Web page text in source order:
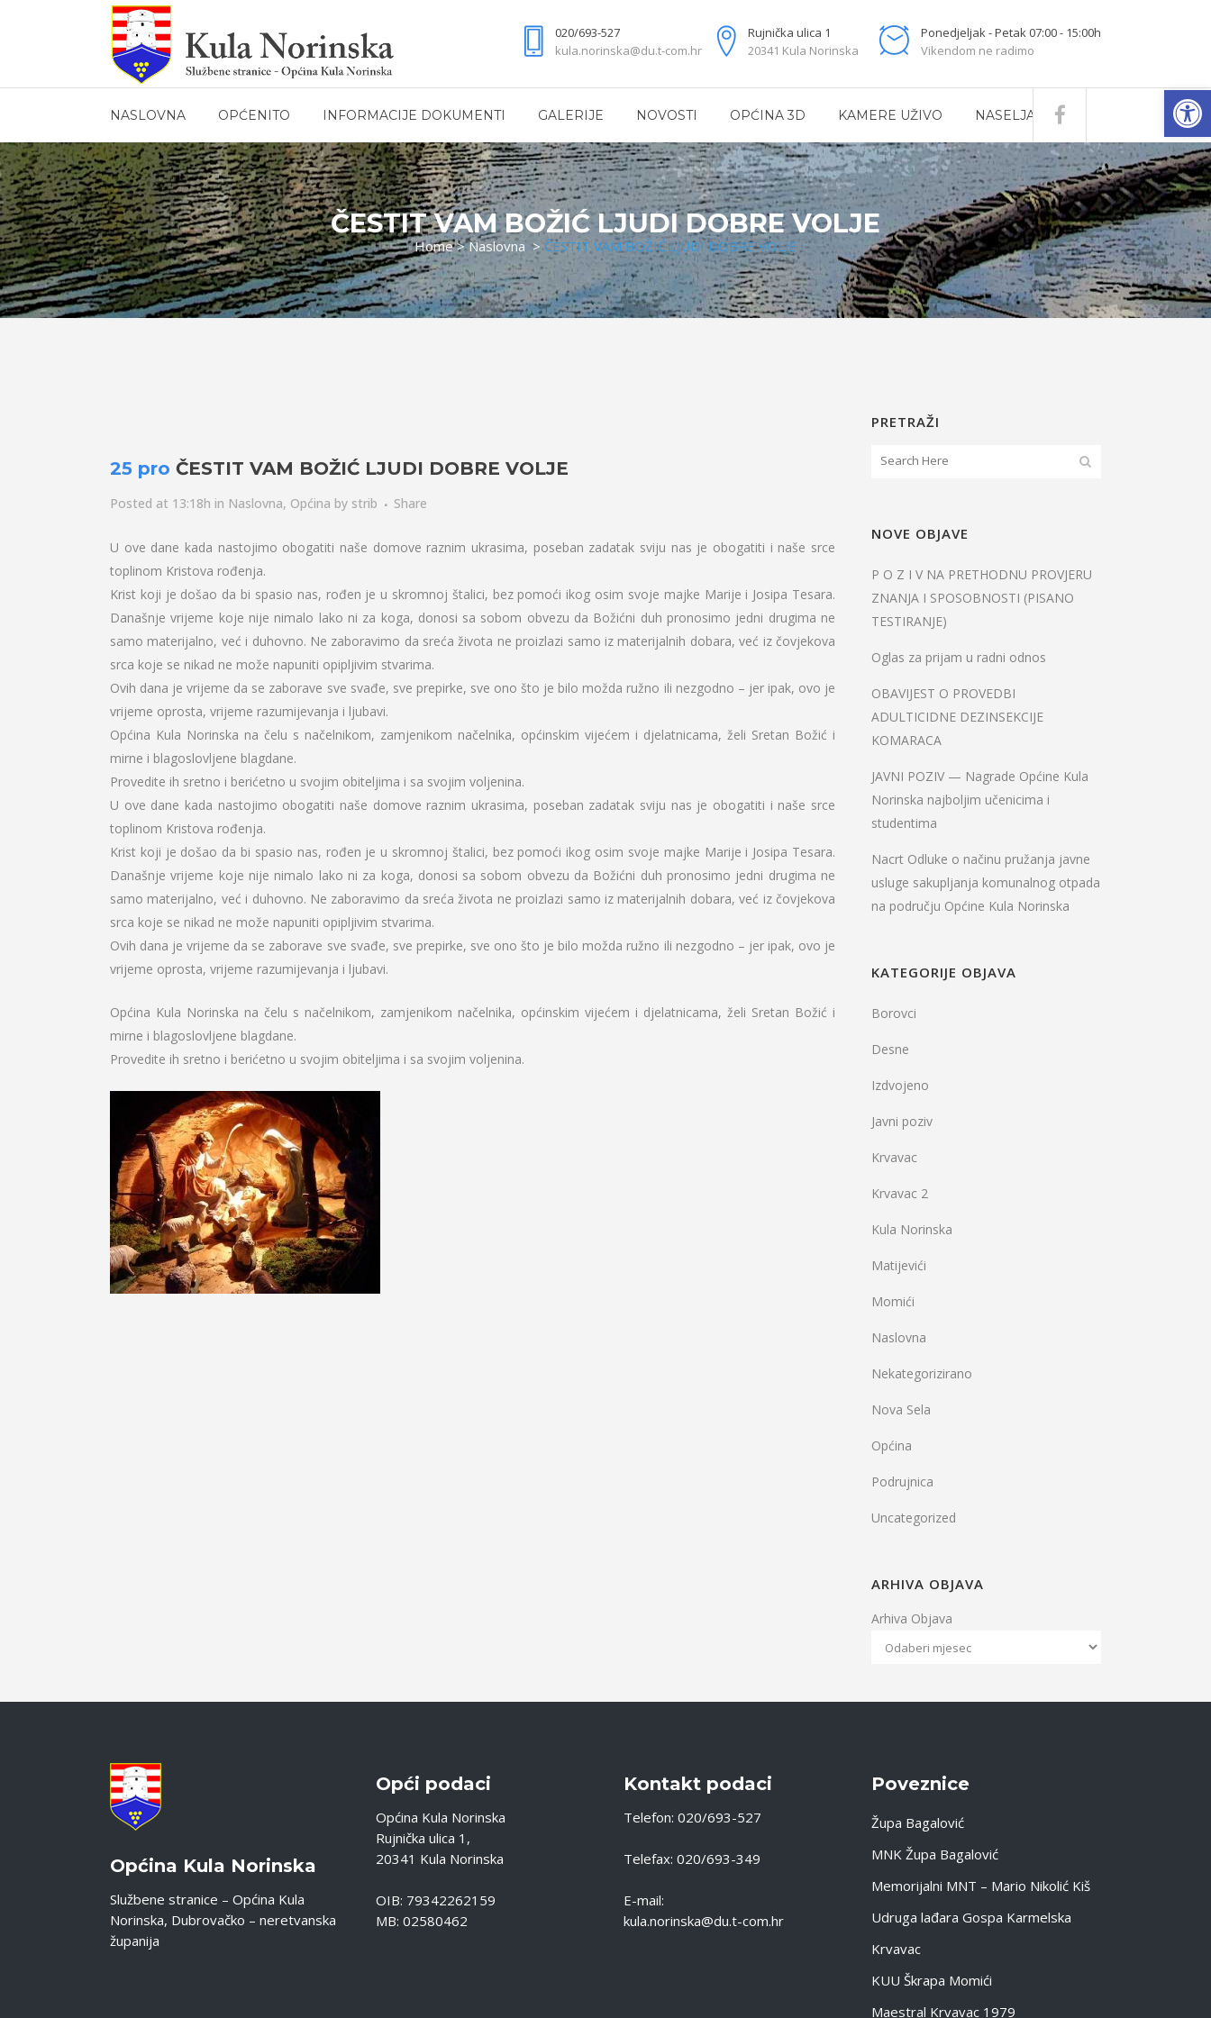
020/693-527
kula.norinska@du.t-com.hr
Rujnička ulica 1
20341 Kula Norinska
Ponedjeljak - Petak 07:00 - 15:00h
Vikendom ne radimo
NASLOVNA OPĆENITO INFORMACIJE DOKUMENTI GALERIJE NOVOSTI OPĆINA 3D KAMERE UŽIVO NASELJA
ČESTIT VAM BOŽIĆ LJUDI DOBRE VOLJE
Home>Naslovna >ČESTIT VAM BOŽIĆ LJUDI DOBRE VOLJE
25 pro ČESTIT VAM BOŽIĆ LJUDI DOBRE VOLJE
Posted at 13:18h in Naslovna, Općina by strib Share
U ove dane kada nastojimo obogatiti naše domove raznim ukrasima, poseban zadatak sviju nas je obogatiti i naše srce
toplinom Kristova rođenja.
Krist koji je došao da bi spasio nas, rođen je u skromnoj štalici, bez pomoći ikog osim svoje majke Marije i Josipa Tesara.
Današnje vrijeme koje nije nimalo lako ni za koga, donosi sa sobom obvezu da Božićni duh pronosimo jedni drugima ne
samo materijalno, već i duhovno. Ne zaboravimo da sreća života ne proizlazi samo iz materijalnih dobara, već iz čovjekova
srca koje se nikad ne može napuniti opipljivim stvarima.
Ovih dana je vrijeme da se zaborave sve svađe, sve prepirke, sve ono što je bilo možda ružno ili nezgodno – jer ipak, ovo je
vrijeme oprosta, vrijeme razumijevanja i ljubavi.
Općina Kula Norinska na čelu s načelnikom, zamjenikom načelnika, općinskim vijećem i djelatnicama, želi Sretan Božić i
mirne i blagoslovljene blagdane.
Provedite ih sretno i berićetno u svojim obiteljima i sa svojim voljenina.
U ove dane kada nastojimo obogatiti naše domove raznim ukrasima, poseban zadatak sviju nas je obogatiti i naše srce
toplinom Kristova rođenja.
Krist koji je došao da bi spasio nas, rođen je u skromnoj štalici, bez pomoći ikog osim svoje majke Marije i Josipa Tesara.
Današnje vrijeme koje nije nimalo lako ni za koga, donosi sa sobom obvezu da Božićni duh pronosimo jedni drugima ne
samo materijalno, već i duhovno. Ne zaboravimo da sreća života ne proizlazi samo iz materijalnih dobara, već iz čovjekova
srca koje se nikad ne može napuniti opipljivim stvarima.
Ovih dana je vrijeme da se zaborave sve svađe, sve prepirke, sve ono što je bilo možda ružno ili nezgodno – jer ipak, ovo je
vrijeme oprosta, vrijeme razumijevanja i ljubavi.
Općina Kula Norinska na čelu s načelnikom, zamjenikom načelnika, općinskim vijećem i djelatnicama, želi Sretan Božić i
mirne i blagoslovljene blagdane.
Provedite ih sretno i berićetno u svojim obiteljima i sa svojim voljenina.
PRETRAŽI
NOVE OBJAVE
P O Z I V NA PRETHODNU PROVJERU
ZNANJA I SPOSOBNOSTI (PISANO
TESTIRANJE)
Oglas za prijam u radni odnos
OBAVIJEST O PROVEDBI
ADULTICIDNE DEZINSEKCIJE
KOMARACA
JAVNI POZIV — Nagrade Općine Kula
Norinska najboljim učenicima i
studentima
Nacrt Odluke o načinu pružanja javne
usluge sakupljanja komunalnog otpada
na području Općine Kula Norinska
KATEGORIJE OBJAVA
Borovci
Desne
Izdvojeno
Javni poziv
Krvavac
Krvavac 2
Kula Norinska
Matijevići
Momići
Naslovna
Nekategorizirano
Nova Sela
Općina
Podrujnica
Uncategorized
ARHIVA OBJAVA
Arhiva Objava
Općina Kula Norinska
Službene stranice – Općina Kula
Norinska, Dubrovačko – neretvanska
županija
Opći podaci
Općina Kula Norinska
Rujnička ulica 1,
20341 Kula Norinska
OIB: 79342262159
MB: 02580462
Kontakt podaci
Telefon: 020/693-527
Telefax: 020/693-349
E-mail:
kula.norinska@du.t-com.hr
Poveznice
Župa Bagalović
MNK Župa Bagalović
Memorijalni MNT – Mario Nikolić Kiš
Udruga lađara Gospa Karmelska
Krvavac
KUU Škrapa Momići
Maestral Krvavac 1979